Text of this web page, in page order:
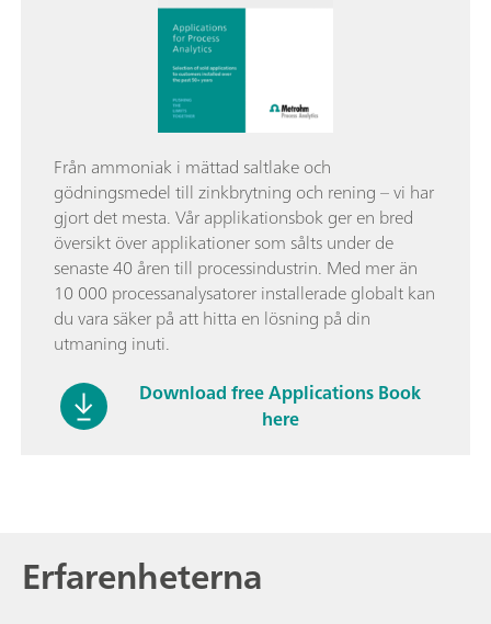
Från ammoniak i mättad saltlake och
gödningsmedel till zinkbrytning och rening – vi har
gjort det mesta. Vår applikationsbok ger en bred
översikt över applikationer som sålts under de
senaste 40 åren till processindustrin. Med mer än
10 000 processanalysatorer installerade globalt kan
du vara säker på att hitta en lösning på din
utmaning inuti.
Download free Applications Book
here
Erfarenheterna